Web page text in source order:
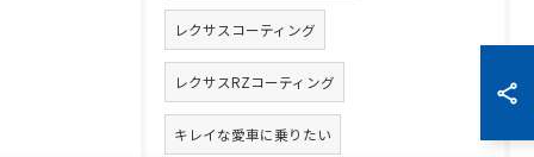
レクサスコーティング
レクサスRZコーティング
キレイな愛車に乗りたい